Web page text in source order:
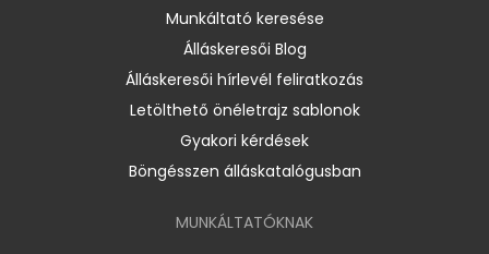
Munkáltató keresése
Álláskeresői Blog
Álláskeresői hírlevél feliratkozás
Letölthető önéletrajz sablonok
Gyakori kérdések
Böngésszen álláskatalógusban
MUNKÁLTATÓKNAK